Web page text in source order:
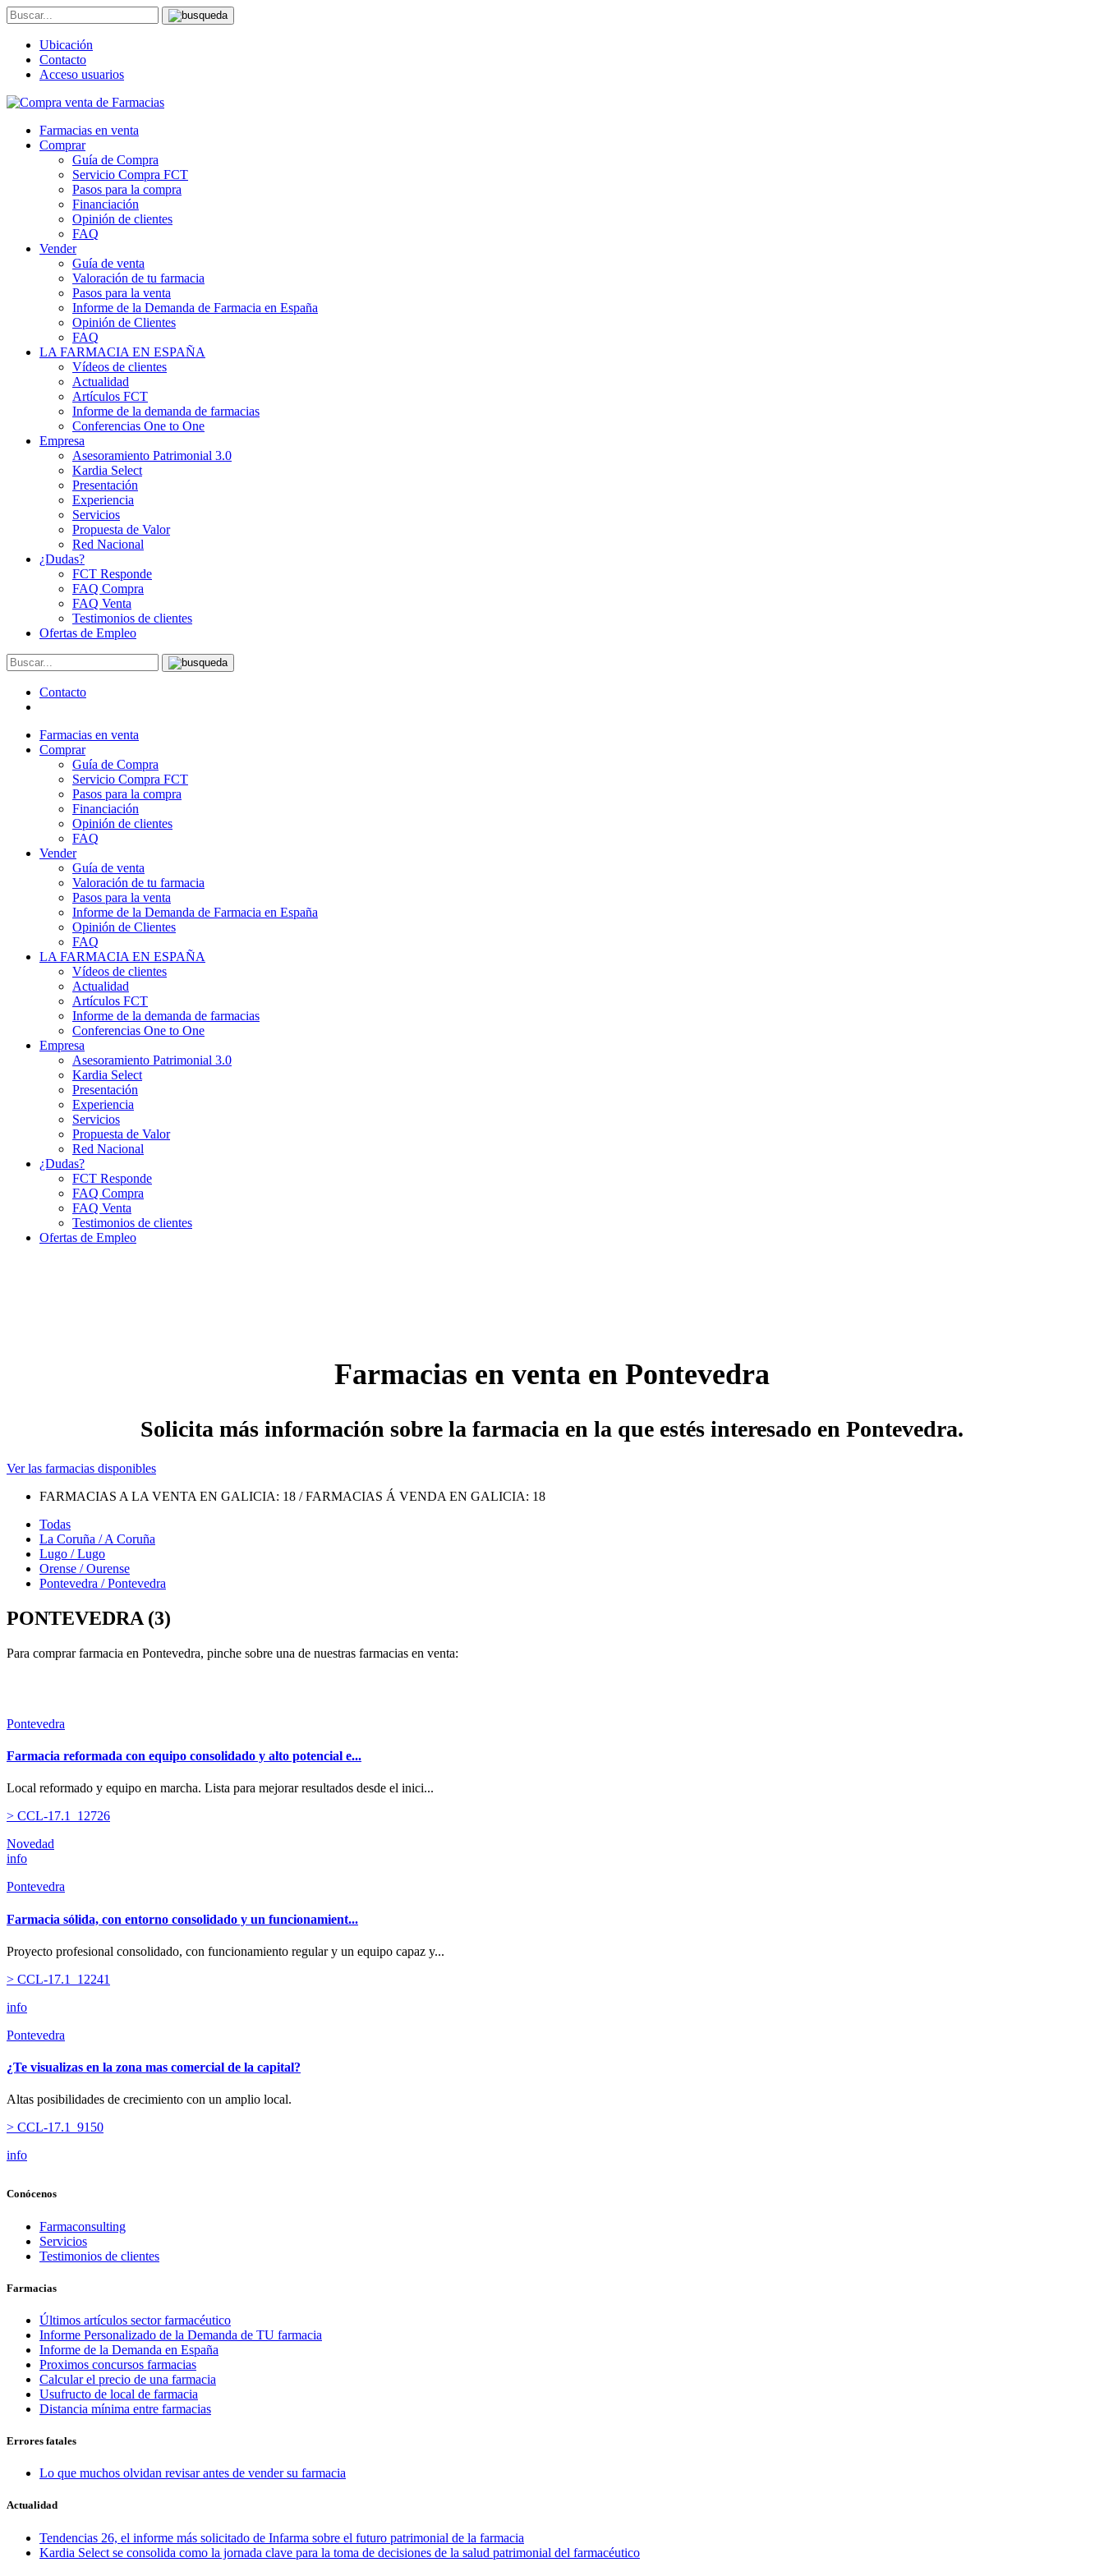
Ubicación
Contacto
Acceso usuarios
Farmacias en venta
Comprar
Guía de Compra
Servicio Compra FCT
Pasos para la compra
Financiación
Opinión de clientes
FAQ
Vender
Guía de venta
Valoración de tu farmacia
Pasos para la venta
Informe de la Demanda de Farmacia en España
Opinión de Clientes
FAQ
LA FARMACIA EN ESPAÑA
Vídeos de clientes
Actualidad
Artículos FCT
Informe de la demanda de farmacias
Conferencias One to One
Empresa
Asesoramiento Patrimonial 3.0
Kardia Select
Presentación
Experiencia
Servicios
Propuesta de Valor
Red Nacional
¿Dudas?
FCT Responde
FAQ Compra
FAQ Venta
Testimonios de clientes
Ofertas de Empleo
Contacto
Farmacias en venta
Comprar
Guía de Compra
Servicio Compra FCT
Pasos para la compra
Financiación
Opinión de clientes
FAQ
Vender
Guía de venta
Valoración de tu farmacia
Pasos para la venta
Informe de la Demanda de Farmacia en España
Opinión de Clientes
FAQ
LA FARMACIA EN ESPAÑA
Vídeos de clientes
Actualidad
Artículos FCT
Informe de la demanda de farmacias
Conferencias One to One
Empresa
Asesoramiento Patrimonial 3.0
Kardia Select
Presentación
Experiencia
Servicios
Propuesta de Valor
Red Nacional
¿Dudas?
FCT Responde
FAQ Compra
FAQ Venta
Testimonios de clientes
Ofertas de Empleo
Farmacias en venta en Pontevedra
Solicita más información sobre la farmacia en la que estés interesado en Pontevedra.
Ver las farmacias disponibles
FARMACIAS A LA VENTA EN GALICIA: 18 / FARMACIAS Á VENDA EN GALICIA: 18
Todas
La Coruña / A Coruña
Lugo / Lugo
Orense / Ourense
Pontevedra / Pontevedra
PONTEVEDRA (3)
Para comprar farmacia en Pontevedra, pinche sobre una de nuestras farmacias en venta:
Pontevedra
Farmacia reformada con equipo consolidado y alto potencial e...
Local reformado y equipo en marcha. Lista para mejorar resultados desde el inici...
> CCL-17.1_12726
Novedad
info
Pontevedra
Farmacia sólida, con entorno consolidado y un funcionamient...
Proyecto profesional consolidado, con funcionamiento regular y un equipo capaz y...
> CCL-17.1_12241
info
Pontevedra
¿Te visualizas en la zona mas comercial de la capital?
Altas posibilidades de crecimiento con un amplio local.
> CCL-17.1_9150
info
Conócenos
Farmaconsulting
Servicios
Testimonios de clientes
Farmacias
Últimos artículos sector farmacéutico
Informe Personalizado de la Demanda de TU farmacia
Informe de la Demanda en España
Proximos concursos farmacias
Calcular el precio de una farmacia
Usufructo de local de farmacia
Distancia mínima entre farmacias
Errores fatales
Lo que muchos olvidan revisar antes de vender su farmacia
Actualidad
Tendencias 26, el informe más solicitado de Infarma sobre el futuro patrimonial de la farmacia
Kardia Select se consolida como la jornada clave para la toma de decisiones de la salud patrimonial del farmacéutico